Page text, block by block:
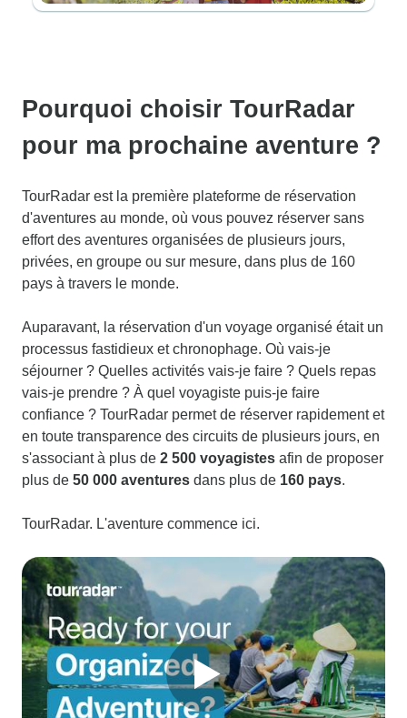
Pourquoi choisir TourRadar
pour ma prochaine aventure ?
TourRadar est la première plateforme de réservation
d'aventures au monde, où vous pouvez réserver sans
effort des aventures organisées de plusieurs jours,
privées, en groupe ou sur mesure, dans plus de 160
pays à travers le monde.
Auparavant, la réservation d'un voyage organisé était un
processus fastidieux et chronophage. Où vais-je
séjourner ? Quelles activités vais-je faire ? Quels repas
vais-je prendre ? À quel voyagiste puis-je faire
confiance ? TourRadar permet de réserver rapidement et
en toute transparence des circuits de plusieurs jours, en
s'associant à plus de 2 500 voyagistes afin de proposer
plus de 50 000 aventures dans plus de 160 pays.
TourRadar. L'aventure commence ici.